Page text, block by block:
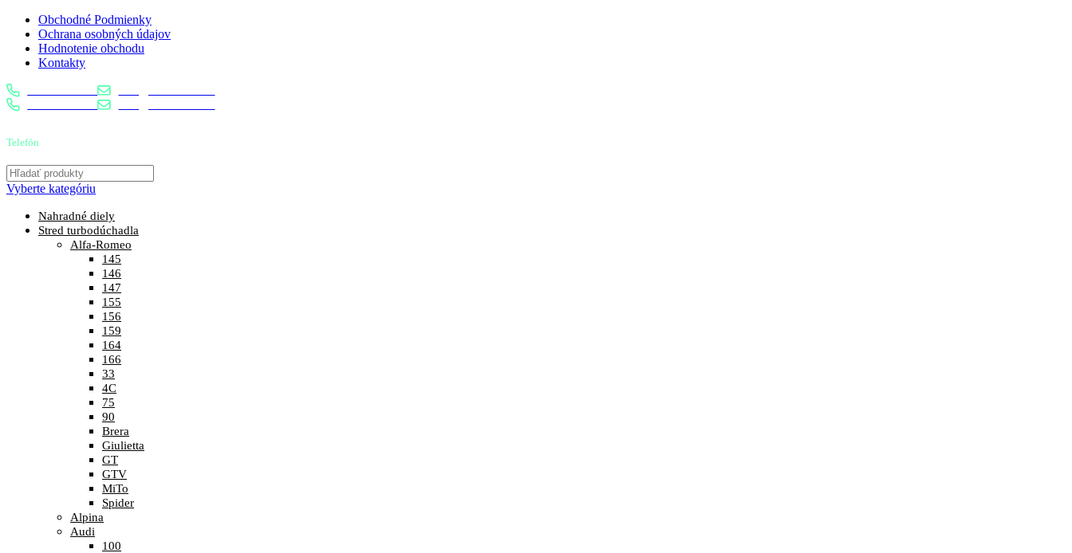
Obchodné Podmienky
Ochrana osobných údajov
Hodnotenie obchodu
Kontakty
0904 400 399
0904 400 399
Telefón
Vyberte kategóriu
Nahradné diely
Stred turbodúchadla
Alfa-Romeo
145
146
147
155
156
159
164
166
33
4C
75
90
Brera
Giulietta
GT
GTV
MiTo
Spider
Alpina
Audi
100